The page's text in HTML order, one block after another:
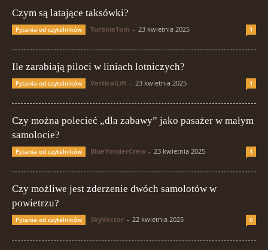
Czym są latające taksówki?
Pytania od czytelników TurbineTom - 23 kwietnia 2025 1
Ile zarabiają piloci w liniach lotniczych?
Pytania od czytelników VerticalLift - 23 kwietnia 2025 1
Czy można polecieć „dla zabawy” jako pasażer w małym
samolocie?
Pytania od czytelników BlueYonderCrew - 23 kwietnia 2025 1
Czy możliwe jest zderzenie dwóch samolotów w
powietrzu?
Pytania od czytelników SkyVector - 22 kwietnia 2025 0